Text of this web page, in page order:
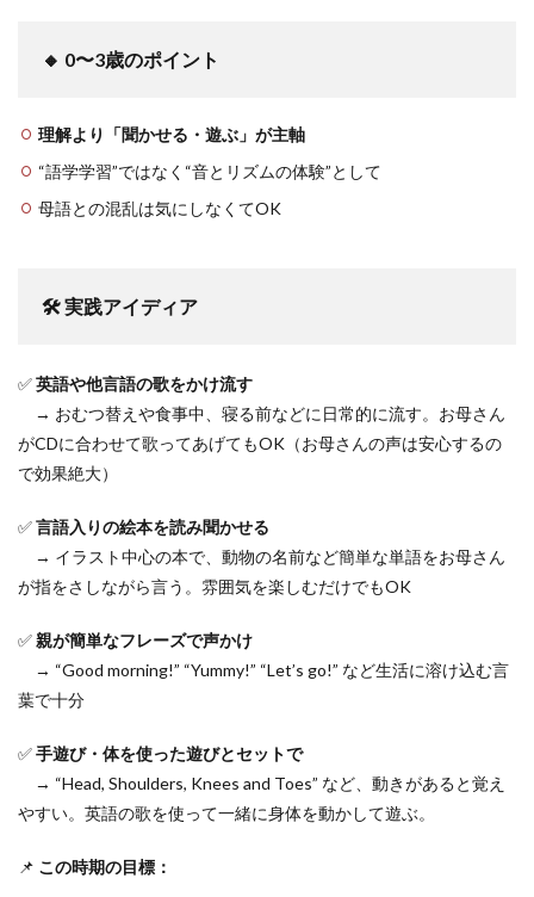
🔸 0〜3歳のポイント
理解より「聞かせる・遊ぶ」が主軸
“語学学習”ではなく“音とリズムの体験”として
母語との混乱は気にしなくてOK
🛠 実践アイディア
✅英語や他言語の歌をかけ流す
→ おむつ替えや食事中、寝る前などに日常的に流す。お母さん
がCDに合わせて歌ってあげてもOK（お母さんの声は安心するの
で効果絶大）
✅言語入りの絵本を読み聞かせる
→ イラスト中心の本で、動物の名前など簡単な単語をお母さん
が指をさしながら言う。雰囲気を楽しむだけでもOK
✅親が簡単なフレーズで声かけ
→ “Good morning!” “Yummy!” “Let’s go!” など生活に溶け込む言
葉で十分
✅手遊び・体を使った遊びとセットで
→ “Head, Shoulders, Knees and Toes” など、動きがあると覚え
やすい。英語の歌を使って一緒に身体を動かして遊ぶ。
📌 この時期の目標：